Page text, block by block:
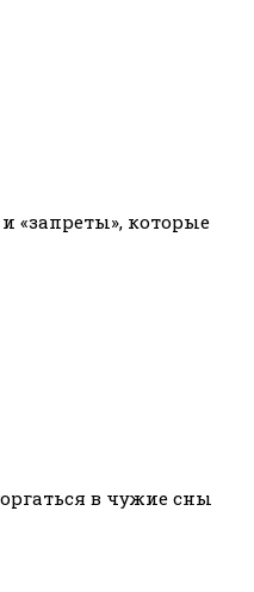
«запреты», которые
в чужие сны